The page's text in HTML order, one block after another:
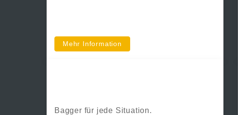
Mehr Information
Bagger für jede Situation.